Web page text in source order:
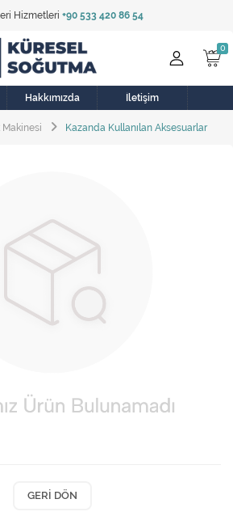
Hizmetleri +90 533 420 86 54
Tüm Kategoriler
Bulaşık Makinesi
Buzdolabı
Kurutma Makinesi
Elektrikli Aksamlar
Elektrikli Süpürge
Fan
Klima
Hakkımızda İletişim
Makinesi Kazanda Kullanılan Aksesuarlar
GERI DÖN